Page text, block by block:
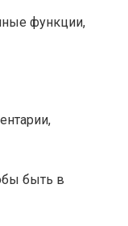
функции,
быть в